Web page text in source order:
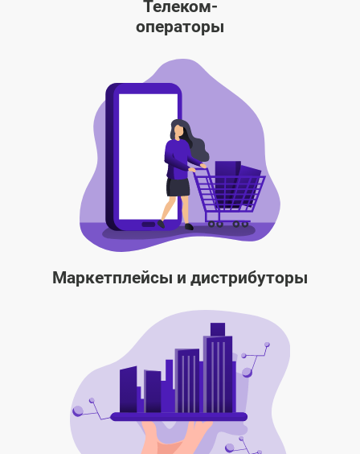
и учёта использования ПО
Телеком-
операторы
Маркетплейсы и дистрибуторы